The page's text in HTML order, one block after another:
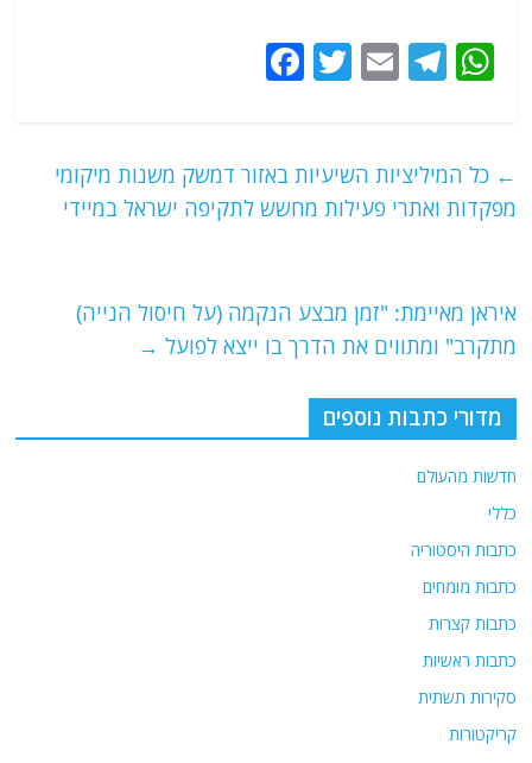
W
s
A
T
g
ra
E
l
T
er
e
b
k
← כל המיליציות השיעיות באזור דמשק משנות מיקומי
מפקדות ואתרי פעילות מחשש לתקיפה ישראל במיידי
איראן מאיימת: "זמן מבצע הנקמה (על חיסול הנייה)
מתקרב" ומתווים את הדרך בו ייצא לפועל →
מדורי כתבות נוספים
חדשות מהעולם
כללי
כתבות היסטוריה
כתבות מומחים
כתבות קצרות
כתבות ראשיות
סקירות תשתית
קריקטורות